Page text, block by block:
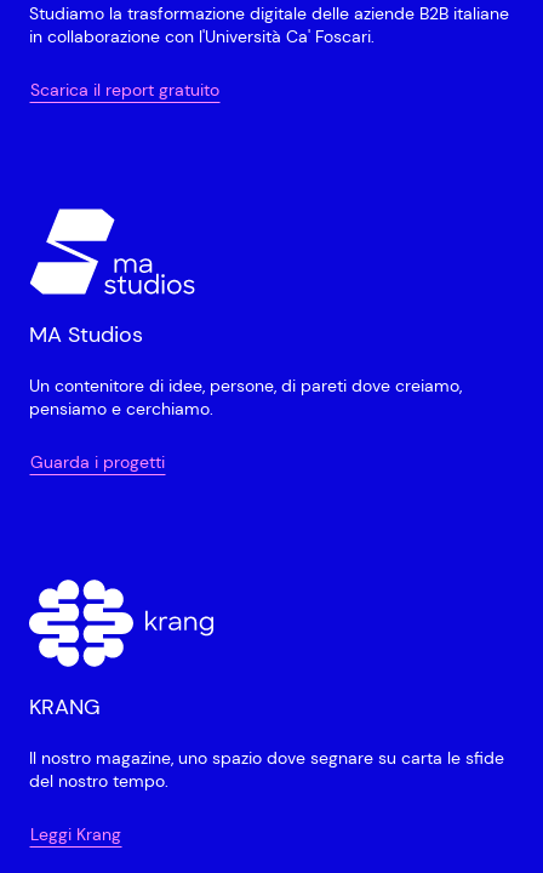
Studiamo la trasformazione digitale delle aziende B2B italiane
in collaborazione con l'Università Ca' Foscari.
Scarica il report gratuito
MA Studios
Un contenitore di idee, persone, di pareti dove creiamo,
pensiamo e cerchiamo.
Guarda i progetti
KRANG
Il nostro magazine, uno spazio dove segnare su carta le sfide
del nostro tempo.
Leggi Krang